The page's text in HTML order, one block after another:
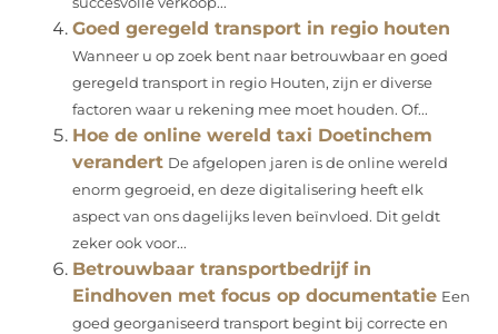
Goed geregeld transport in regio houten
Wanneer u op zoek bent naar betrouwbaar en goed
geregeld transport in regio Houten, zijn er diverse
factoren waar u rekening mee moet houden. Of...
Hoe de online wereld taxi Doetinchem
verandert De afgelopen jaren is de online wereld
enorm gegroeid, en deze digitalisering heeft elk
aspect van ons dagelijks leven beïnvloed. Dit geldt
zeker ook voor...
Betrouwbaar transportbedrijf in
Eindhoven met focus op documentatie Een
goed georganiseerd transport begint bij correcte en